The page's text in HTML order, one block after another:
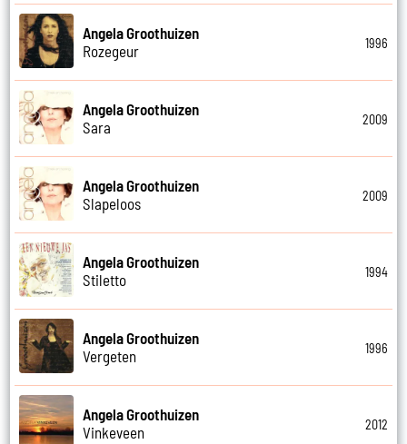
Angela Groothuizen
Rozegeur
1996
Angela Groothuizen
Sara
2009
Angela Groothuizen
Slapeloos
2009
Angela Groothuizen
Stiletto
1994
Angela Groothuizen
Vergeten
1996
Angela Groothuizen
Vinkeveen
2012